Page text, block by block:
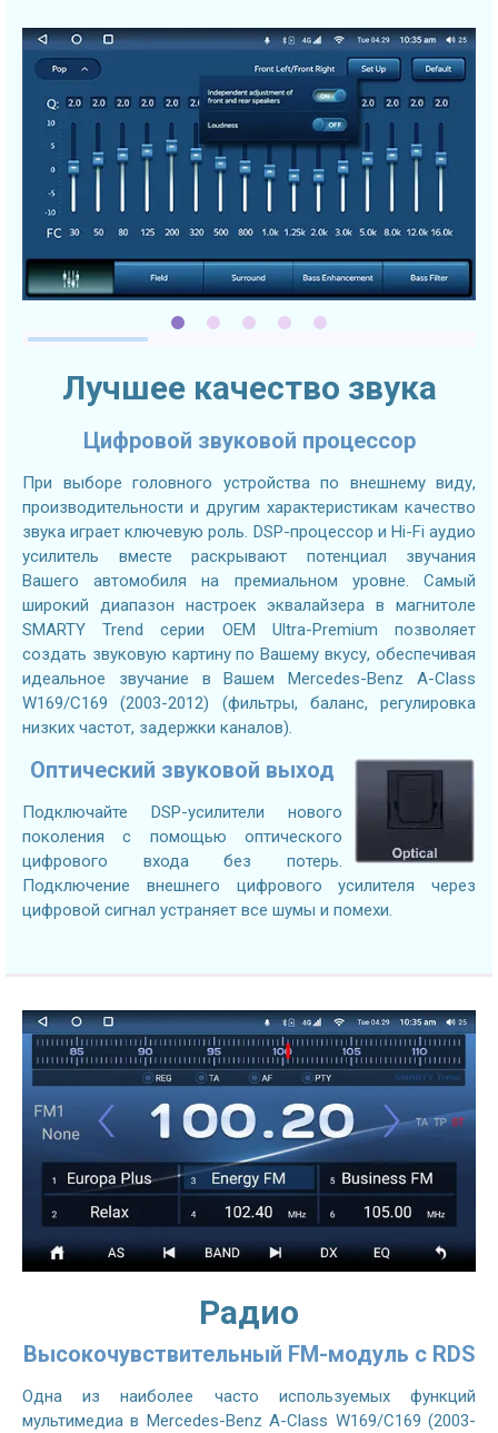
Лучшее качество звука
Цифровой звуковой процессор
При выборе головного устройства по внешнему виду,
производительности и другим характеристикам качество
звука играет ключевую роль. DSP-процессор и Hi-Fi аудио
усилитель вместе раскрывают потенциал звучания
Вашего автомобиля на премиальном уровне. Самый
широкий диапазон настроек эквалайзера в магнитоле
SMARTY Trend серии OEM Ultra-Premium позволяет
создать звуковую картину по Вашему вкусу, обеспечивая
идеальное звучание в Вашем Mercedes-Benz A-Class
W169/C169 (2003-2012) (фильтры, баланс, регулировка
низких частот, задержки каналов).
Оптический звуковой выход
Подключайте DSP-усилители нового
поколения с помощью оптического
цифрового входа без потерь.
Подключение внешнего цифрового усилителя через
цифровой сигнал устраняет все шумы и помехи.
Радио
Высокочувствительный FM-модуль с RDS
Одна из наиболее часто используемых функций
мультимедиа в Mercedes-Benz A-Class W169/C169 (2003-